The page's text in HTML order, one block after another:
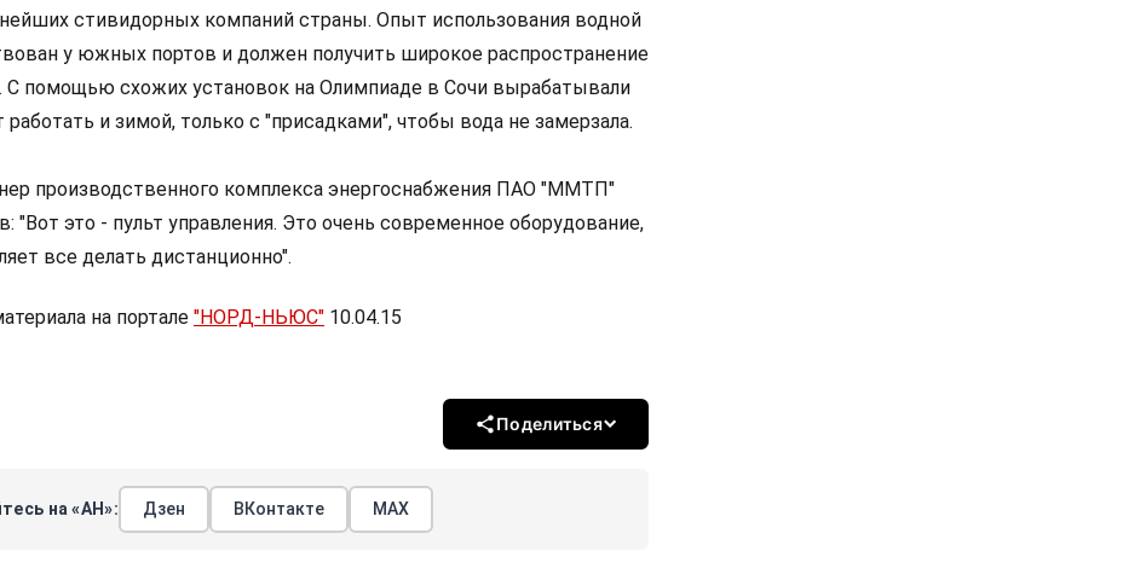
стивидорных компаний страны. Опыт использования водной
у южных портов и должен получить широкое распространение
помощью схожих установок на Олимпиаде в Сочи вырабатывали
работать и зимой, только с "присадками", чтобы вода не замерзала.
производственного комплекса энергоснабжения ПАО "ММТП"
"Вот это - пульт управления. Это очень современное оборудование,
все делать дистанционно".
на портале "НОРД-НЬЮС" 10.04.15
Поделиться
на «АН»: Дзен ВКонтакте МАХ